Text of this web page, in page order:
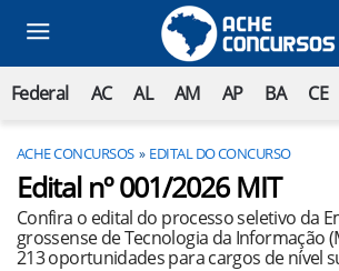
Federal AC AL AM AP BA CE
ACHE CONCURSOS EDITAL DO CONCURSO
Edital nº 001/2026 MIT
Confira o edital do processo seletivo da
grossense de Tecnologia da Informação
213 oportunidades para cargos de nível